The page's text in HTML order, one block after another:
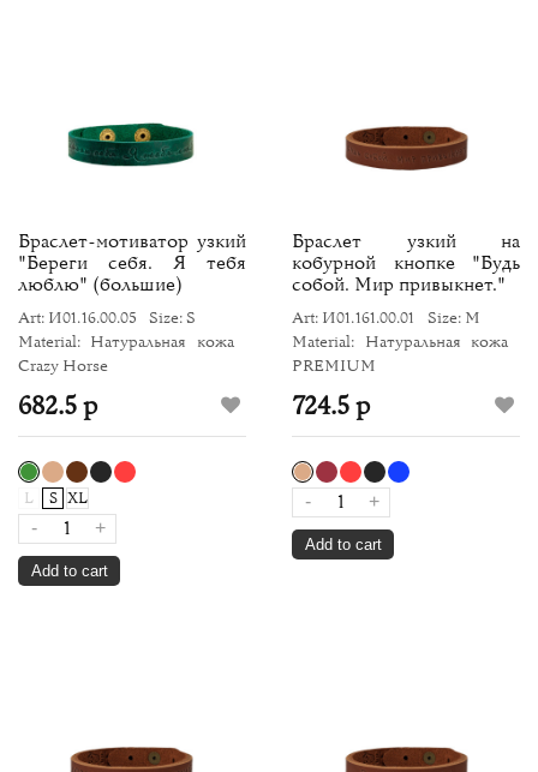
Браслет-мотиватор узкий
"Береги себя. Я тебя
люблю" (большие)
Art: И01.16.00.05
Size: S
Material: Натуральная кожа
Crazy Horse
682.5 р
L S XL
- +
Add to cart
Браслет узкий на
кобурной кнопке "Будь
собой. Мир привыкнет."
Art: И01.161.00.01
Size: M
Material: Натуральная кожа
PREMIUM
724.5 р
- +
Add to cart